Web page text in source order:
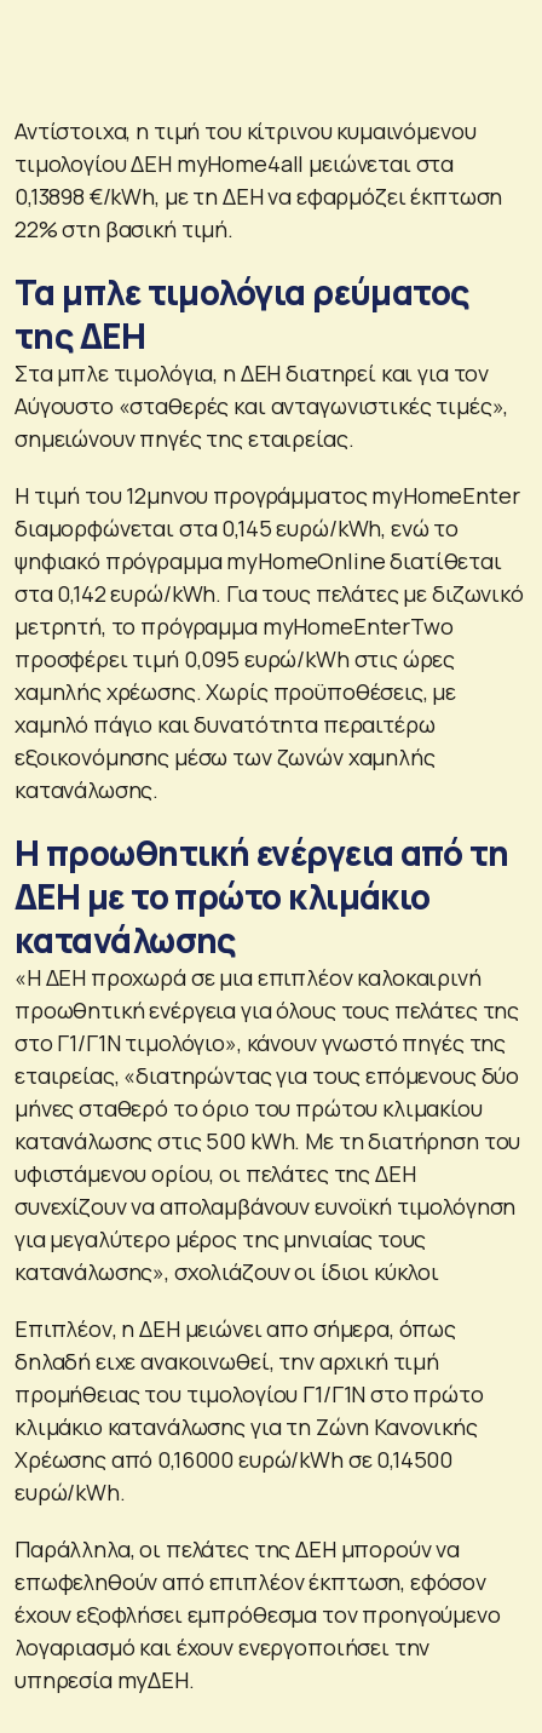
Αντίστοιχα, η τιμή του κίτρινου κυμαινόμενου
τιμολογίου ΔΕΗ myHome4all μειώνεται στα
0,13898 €/kWh, με τη ΔΕΗ να εφαρμόζει έκπτωση
22% στη βασική τιμή.
Τα μπλε τιμολόγια ρεύματος
της ΔΕΗ
Στα μπλε τιμολόγια, η ΔΕΗ διατηρεί και για τον
Αύγουστο «σταθερές και ανταγωνιστικές τιμές»,
σημειώνουν πηγές της εταιρείας.
Η τιμή του 12μηνου προγράμματος myHomeEnter
διαμορφώνεται στα 0,145 ευρώ/kWh, ενώ το
ψηφιακό πρόγραμμα myHomeOnline διατίθεται
στα 0,142 ευρώ/kWh. Για τους πελάτες με διζωνικό
μετρητή, το πρόγραμμα myHomeEnterTwo
προσφέρει τιμή 0,095 ευρώ/kWh στις ώρες
χαμηλής χρέωσης. Χωρίς προϋποθέσεις, με
χαμηλό πάγιο και δυνατότητα περαιτέρω
εξοικονόμησης μέσω των ζωνών χαμηλής
κατανάλωσης.
Η προωθητική ενέργεια από τη
ΔΕΗ με το πρώτο κλιμάκιο
κατανάλωσης
«Η ΔΕΗ προχωρά σε μια επιπλέον καλοκαιρινή
προωθητική ενέργεια για όλους τους πελάτες της
στο Γ1/Γ1Ν τιμολόγιο», κάνουν γνωστό πηγές της
εταιρείας, «διατηρώντας για τους επόμενους δύο
μήνες σταθερό το όριο του πρώτου κλιμακίου
κατανάλωσης στις 500 kWh. Με τη διατήρηση του
υφιστάμενου ορίου, οι πελάτες της ΔΕΗ
συνεχίζουν να απολαμβάνουν ευνοϊκή τιμολόγηση
για μεγαλύτερο μέρος της μηνιαίας τους
κατανάλωσης», σχολιάζουν οι ίδιοι κύκλοι
Επιπλέον, η ΔΕΗ μειώνει απο σήμερα, όπως
δηλαδή ειχε ανακοινωθεί, την αρχική τιμή
προμήθειας του τιμολογίου Γ1/Γ1Ν στο πρώτο
κλιμάκιο κατανάλωσης για τη Ζώνη Κανονικής
Χρέωσης από 0,16000 ευρώ/kWh σε 0,14500
ευρώ/kWh.
Παράλληλα, οι πελάτες της ΔΕΗ μπορούν να
επωφεληθούν από επιπλέον έκπτωση, εφόσον
έχουν εξοφλήσει εμπρόθεσμα τον προηγούμενο
λογαριασμό και έχουν ενεργοποιήσει την
υπηρεσία myΔΕΗ.